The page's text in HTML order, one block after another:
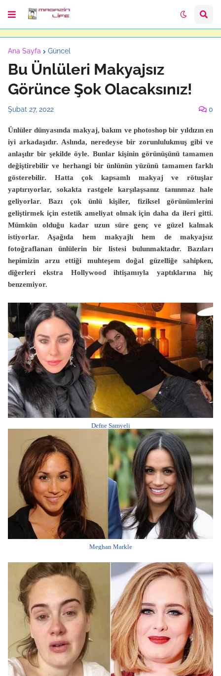
Ana Sayfa Güncel
Bu Ünlüleri Makyajsız
Görünce Şok Olacaksınız!
Şubat 27, 2022 0
Ünlüler dünyasında makyaj, bakım ve photoshop bir yıldızın en
iyi arkadaşıdır. Aslında, neredeyse bir zorunlulukmuş gibi ve
anlaşılır bir şekilde öyle. Bunlar kişinin görünüşünü tamamen
değiştirebilir ve herhangi bir ünlünün yüzünü tamamen farklı
gösterebilir. Hatta çok kapsamlı makyaj ve rötuşlar
yaptırıyorlar, sokakta rastgele karşılaşsanız tanınmaz hale
geliyorlar. Bazı çok ünlü kişiler, fiziksel görünümlerini
geliştirmek için estetik ameliyat olmak için daha da ileri gitti.
Mümkün olduğu kadar uzun süre genç ve güzel kalmak
istiyorlar. Aşağıda hem makyajlı hem de makyajsız
fotoğraflanan ünlülerin bir listesi bulunmaktadır. Bazıları
hepimizin arzu ettiği muhteşem doğal güzelliğe sahipken,
diğerleri ekstra Hollywood ihtişamıyla yaptıklarına hiç
benzemiyor.
Defne Samyeli
Meghan Markle